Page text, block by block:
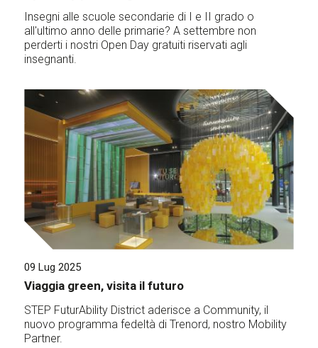
Insegni alle scuole secondarie di I e II grado o
all'ultimo anno delle primarie? A settembre non
perderti i nostri Open Day gratuiti riservati agli
insegnanti.
09 Lug 2025
Viaggia green, visita il futuro
STEP FuturAbility District aderisce a Community, il
nuovo programma fedeltà di Trenord, nostro Mobility
Partner.